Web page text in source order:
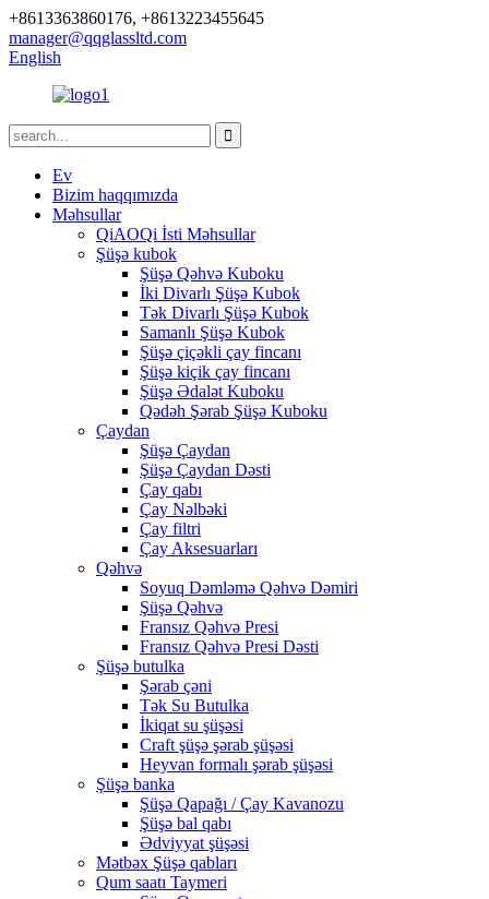
+8613363860176, +8613223455645
manager@qqglassltd.com
English
Ev
Bizim haqqımızda
Məhsullar
QiAOQi İsti Məhsullar
Şüşə kubok
Şüşə Qəhvə Kuboku
İki Divarlı Şüşə Kubok
Tək Divarlı Şüşə Kubok
Samanlı Şüşə Kubok
Şüşə çiçəkli çay fincanı
Şüşə kiçik çay fincanı
Şüşə Ədalət Kuboku
Qədəh Şərab Şüşə Kuboku
Çaydan
Şüşə Çaydan
Şüşə Çaydan Dəsti
Çay qabı
Çay Nəlbəki
Çay filtri
Çay Aksesuarları
Qəhvə
Soyuq Dəmləmə Qəhvə Dəmiri
Şüşə Qəhvə
Fransız Qəhvə Presi
Fransız Qəhvə Presi Dəsti
Şüşə butulka
Şərab çəni
Tək Su Butulka
İkiqat su şüşəsi
Craft şüşə şərab şüşəsi
Heyvan formalı şərab şüşəsi
Şüşə banka
Şüşə Qapağı / Çay Kavanozu
Şüşə bal qabı
Ədviyyat şüşəsi
Mətbəx Şüşə qabları
Qum saatı Taymeri